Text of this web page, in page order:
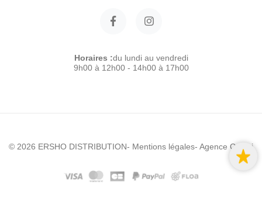
Horaires :du lundi au vendredi
9h00 à 12h00 - 14h00 à 17h00
© 2026 ERSHO DISTRIBUTION- Mentions légales- Agence Colibri